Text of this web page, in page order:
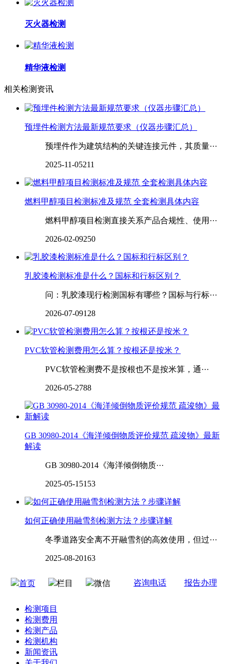
灭火器检测
精华液检测
相关检测资讯
预埋件检测方法最新规范要求（仪器步骤汇总）
预埋件作为建筑结构的关键连接元件，其质量···
2025-11-05211
燃料甲醇项目检测标准及规范 全套检测具体内容
燃料甲醇项目检测直接关系产品合规性、使用···
2026-02-09250
乳胶漆检测标准是什么？国标和行标区别？
问：乳胶漆现行检测国标有哪些？国标与行标···
2026-07-09128
PVC软管检测费用怎么算？按根还是按米？
PVC软管检测费不是按根也不是按米算，通···
2026-05-2788
GB 30980-2014《海洋倾倒物质评价规范 疏浚物》最新
解读
GB 30980-2014《海洋倾倒物质···
2025-05-15153
如何正确使用‌‌‌‌‌‌‌‌融雪剂检测方法？步骤详解
冬季道路安全离不开融雪剂的高效使用，但过···
2025-08-20163
首页 栏目 微信 咨询电话 报告办理
检测项目
检测费用
检测产品
检测机构
新闻资讯